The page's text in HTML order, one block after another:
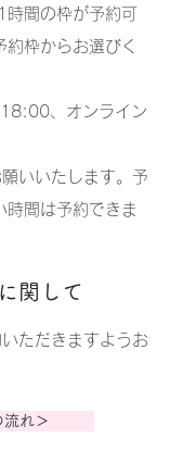
間の枠が予約可
枠からお選びく
、オンライン
いいたします。予
時間は予約できま
関して
ただきますようお
流れ＞